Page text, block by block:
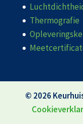
Thermografie
© 2026